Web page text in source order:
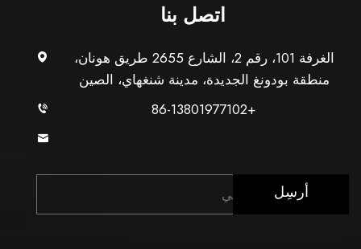
اتصل بنا
الغرفة 101، رقم 2، الشارع 2655 طريق هونان،
منطقة بودونغ الجديدة، مدينة شنغهاي، الصين
+86-13801977102
أرسِل